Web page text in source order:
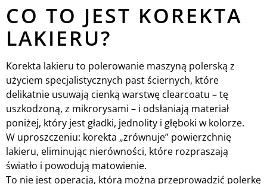
CO TO JEST KOREKTA
LAKIERU?
Korekta lakieru to polerowanie maszyną polerską z
użyciem specjalistycznych past ściernych, które
delikatnie usuwają cienką warstwę clearcoatu – tę
uszkodzoną, z mikrorysami – i odsłaniają materiał
poniżej, który jest gładki, jednolity i głęboki w kolorze.
W uproszczeniu: korekta „zrównuje” powierzchnię
lakieru, eliminując nierówności, które rozpraszają
światło i powodują matowienie.
To nie jest operacja, którą można przeprowadzić polerkę